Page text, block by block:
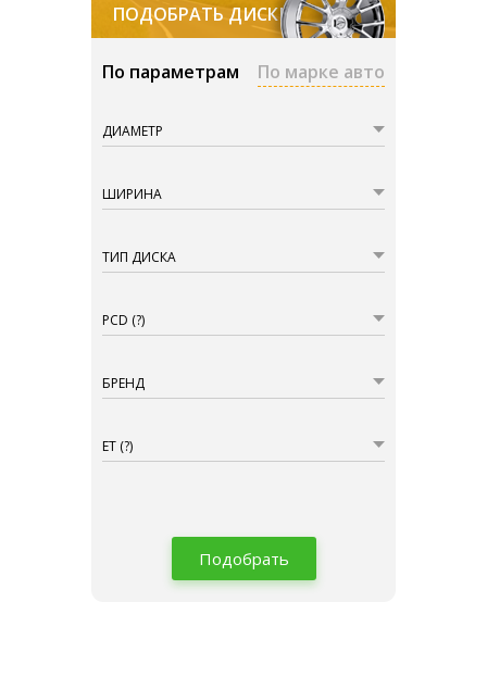
ПОДОБРАТЬ ДИСКИ
По параметрам По марке авто
ДИАМЕТР
ШИРИНА
ТИП ДИСКА
PCD (?)
БРЕНД
ET (?)
Подобрать